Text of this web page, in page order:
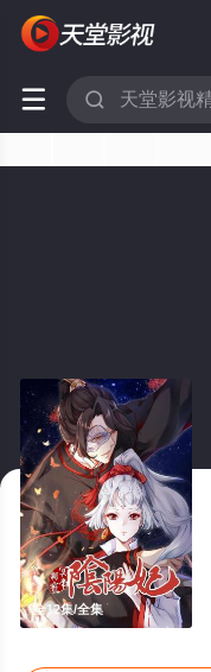
 
全12集/全集